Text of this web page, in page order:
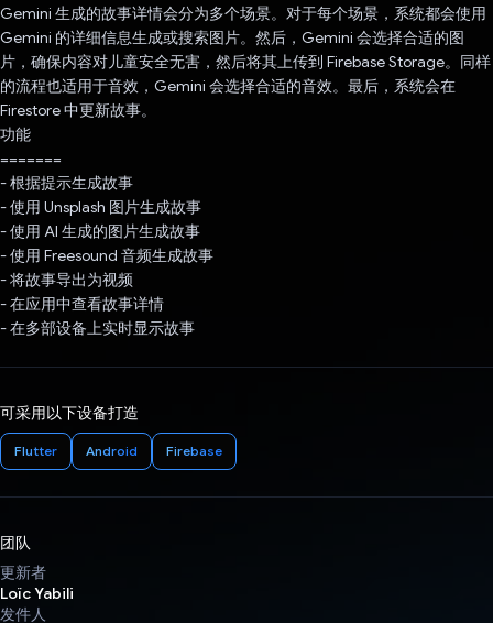
Gemini 生成的故事详情会分为多个场景。对于每个场景，系统都会使用
Gemini 的详细信息生成或搜索图片。然后，Gemini 会选择合适的图
片，确保内容对儿童安全无害，然后将其上传到 Firebase Storage。同样
的流程也适用于音效，Gemini 会选择合适的音效。最后，系统会在
Firestore 中更新故事。
功能
=======
- 根据提示生成故事
- 使用 Unsplash 图片生成故事
- 使用 AI 生成的图片生成故事
- 使用 Freesound 音频生成故事
- 将故事导出为视频
- 在应用中查看故事详情
- 在多部设备上实时显示故事
可采用以下设备打造
Flutter Android Firebase
团队
更新者
Loïc Yabili
发件人